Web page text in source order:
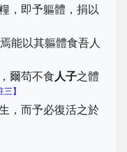
，即予軀體，捐以
能以其軀體食吾人
爾苟不食人子之體
三】
，而予必復活之於